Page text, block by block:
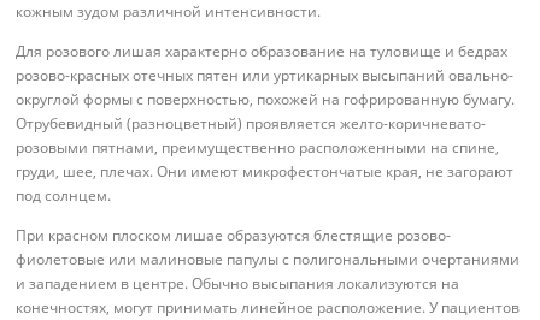
кожным зудом различной интенсивности.
Для розового лишая характерно образование на туловище и бедрах
розово-красных отечных пятен или уртикарных высыпаний овально-
округлой формы с поверхностью, похожей на гофрированную бумагу.
Отрубевидный (разноцветный) проявляется желто-коричневато-
розовыми пятнами, преимущественно расположенными на спине,
груди, шее, плечах. Они имеют микрофестончатые края, не загорают
под солнцем.
При красном плоском лишае образуются блестящие розово-
фиолетовые или малиновые папулы с полигональными очертаниями
и западением в центре. Обычно высыпания локализуются на
конечностях, могут принимать линейное расположение. У пациентов